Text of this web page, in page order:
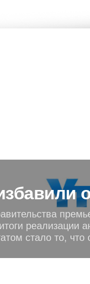
реализации
стало то,